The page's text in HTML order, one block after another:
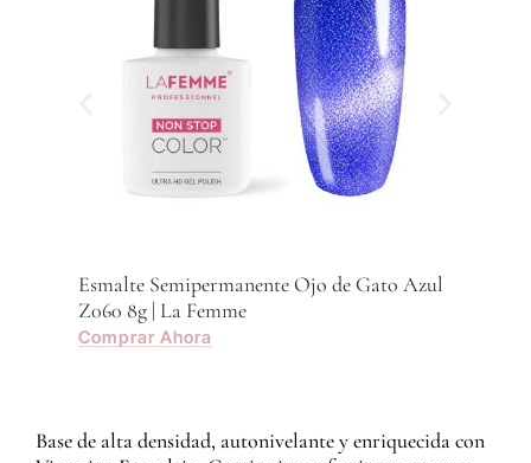
Esmalte Semipermanente Ojo de Gato Azul
Z060 8g | La Femme
Comprar Ahora
Base de alta densidad, autonivelante y enriquecida con